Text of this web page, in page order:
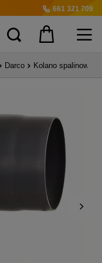
661 321 709
Darco Kolano spalinowe